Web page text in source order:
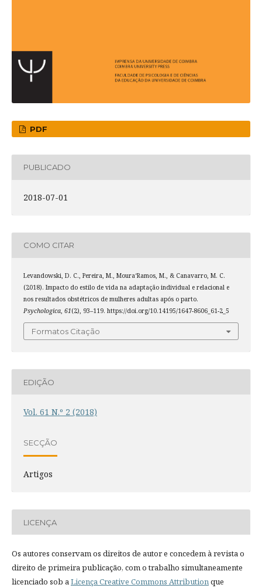
PDF
PUBLICADO
2018-07-01
COMO CITAR
Levandowski, D. C., Pereira, M., Moura­‘Ramos, M., & Canavarro, M. C.
(2018). Impacto do estilo de vida na adaptação individual e relacional e
nos resultados obstétricos de mulheres adultas após o parto.
Psychologica, 61(2), 93–119. https://doi.org/10.14195/1647-8606_61-2_5
Formatos Citação
EDIÇÃO
Vol. 61 N.º 2 (2018)
SECÇÃO
Artigos
LICENÇA
Os autores conservam os direitos de autor e concedem à revista o
direito de primeira publicação, com o trabalho simultaneamente
licenciado sob aLicença Creative Commons Attributionque